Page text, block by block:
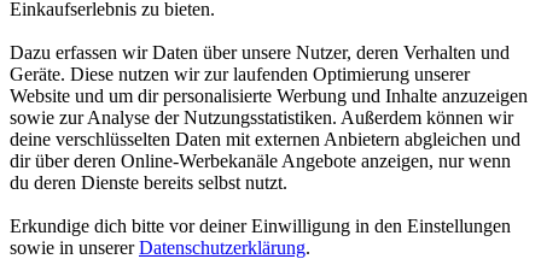
Einkaufserlebnis zu bieten.
Dazu erfassen wir Daten über unsere Nutzer, deren Verhalten und
Geräte. Diese nutzen wir zur laufenden Optimierung unserer
Website und um dir personalisierte Werbung und Inhalte anzuzeigen
sowie zur Analyse der Nutzungsstatistiken. Außerdem können wir
deine verschlüsselten Daten mit externen Anbietern abgleichen und
dir über deren Online-Werbekanäle Angebote anzeigen, nur wenn
du deren Dienste bereits selbst nutzt.
Erkundige dich bitte vor deiner Einwilligung in den Einstellungen
sowie in unsererDatenschutzerklärung.